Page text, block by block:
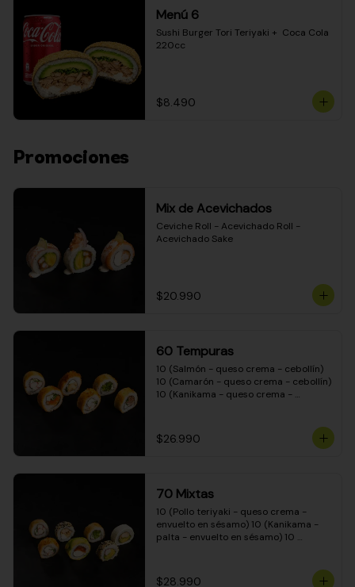
Menú 6
Sushi Burger Tori Teriyaki +  Coca Cola
220cc
$8.490
Promociones
Mix de Acevichados
Ceviche Roll - Acevichado Roll -
Acevichado Sake
$20.990
60 Tempuras
10 (Salmón - queso crema - cebollín)
10 (Camarón - queso crema - cebollín)
10 (Kanikama - queso crema -
crema - cebollín) 10 (Carne - queso
crema - cebollín)
$26.990
70 Mixtas
10 (Pollo teriyaki - queso crema -
envuelto en sésamo) 10 (Kanikama -
palta - envuelto en sésamo) 10
- envuelto en queso crema) 10
$28.990